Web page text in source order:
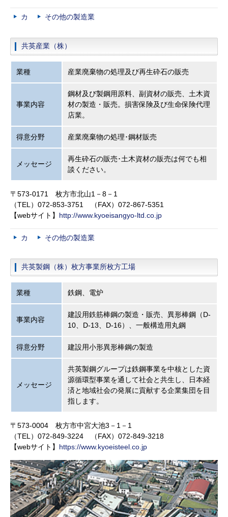
カ その他の製造業
共英産業（株）
業種 産業廃棄物の処理及び再生砕石の販売
事業内容
鋼材及び製鋼用原料、副資材の販売、土木資
材の製造・販売。損害保険及び生命保険代理
店業。
得意分野 産業廃棄物の処理･鋼材販売
メッセージ
再生砕石の販売･土木資材の販売は何でも相
談ください。
〒573-0171 枚方市北山1－8－1
（TEL）072-853-3751 （FAX）072-867-5351
【webサイト】 http://www.kyoeisangyo-ltd.co.jp
カ その他の製造業
共英製鋼（株）枚方事業所枚方工場
業種 鉄鋼、電炉
事業内容
建設用鉄筋棒鋼の製造・販売、異形棒鋼（D-
10、D-13、D-16）、一般構造用丸鋼
得意分野 建設用小形異形棒鋼の製造
メッセージ
共英製鋼グループは鉄鋼事業を中核とした資
源循環型事業を通して社会と共生し、日本経
済と地域社会の発展に貢献する企業集団を目
指します。
〒573-0004 枚方市中宮大池3－1－1
（TEL）072-849-3224 （FAX）072-849-3218
【webサイト】 https://www.kyoeisteel.co.jp